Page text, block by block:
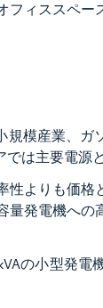
フィススペー
規模産業、
は主要電源
よりも価格
発電機への
の小型発電